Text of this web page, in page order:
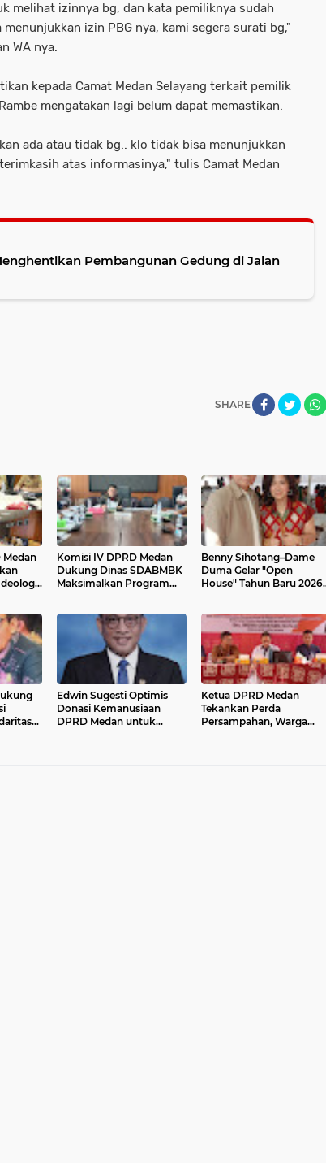
melihat izinnya bg, dan kata pemiliknya sudah
izin PBG nya, kami segera surati bg,"
WA nya.
kepada Camat Medan Selayang terkait pemilik
mengatakan lagi belum dapat memastikan.
ada atau tidak bg.. klo tidak bisa menunjukkan
atas informasinya," tulis Camat Medan
Pembangunan Gedung di Jalan
SHARE
Medan
Komisi IV DPRD Medan
Dukung Dinas SDABMBK
Maksimalkan Program
Benny Sihotang–Dame
Duma Gelar "Open
House" Tahun Baru 2026,
Edwin Sugesti Optimis
Donasi Kemanusiaan
DPRD Medan untuk
Ketua DPRD Medan
Tekankan Perda
Persampahan, Warga